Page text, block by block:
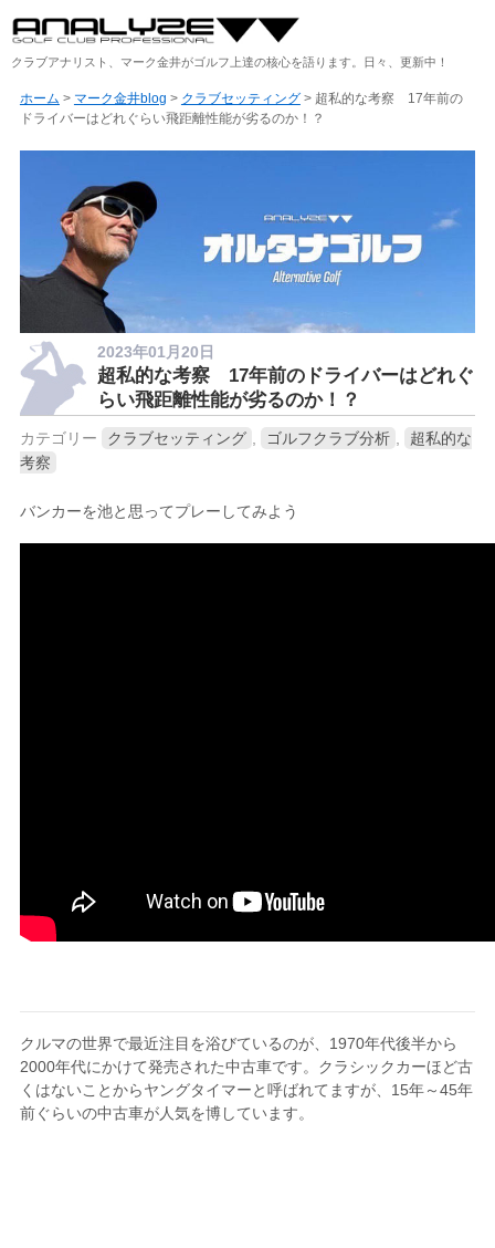
クラブアナリスト、マーク金井がゴルフ上達の核心を語ります。日々、更新中！
ホーム > マーク金井blog > クラブセッティング> 超私的な考察 17年前の
ドライバーはどれぐらい飛距離性能が劣るのか！？
2023年01月20日
超私的な考察 17年前のドライバーはどれぐ
らい飛距離性能が劣るのか！？
カテゴリー クラブセッティング ゴルフクラブ分析
超私的な
考察
バンカーを池と思ってプレーしてみよう
クルマの世界で最近注目を浴びているのが、1970年代後半から
2000年代にかけて発売された中古車です。クラシックカーほど古
くはないことからヤングタイマーと呼ばれてますが、15年～45年
前ぐらいの中古車が人気を博しています。